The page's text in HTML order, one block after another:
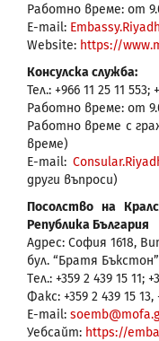
Работно време: от
E-mail:
Website: https://
Консулска служба:
Тел.: +966 11 25 11 553;
Работно време: от
Работно време с
време)
E-mail:
други въпроси)
Посолство на
Република България
Адрес: София 1618,
бул. “Братя
Tел.: +359 2 439 15 11;
Факс: +359 2 439 15 13,
E-mail:
Уебсайт: https://